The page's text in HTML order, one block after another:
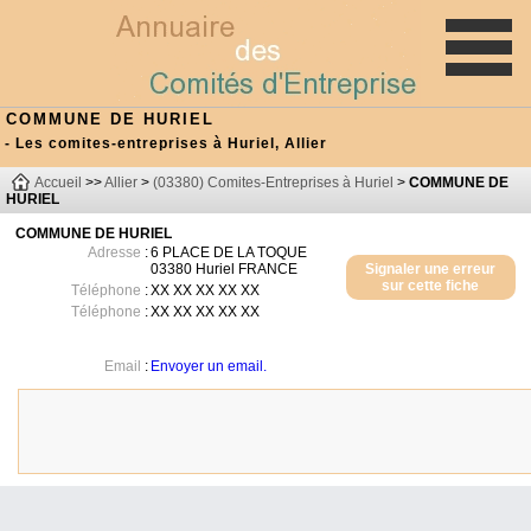
COMMUNE DE HURIEL
- Les comites-entreprises à Huriel, Allier
Accueil >>Allier > (03380) Comites-Entreprises à Huriel > COMMUNE DE
HURIEL
COMMUNE DE HURIEL
Signaler une erreur
sur cette fiche
Adresse :6 PLACE DE LA TOQUE
03380 Huriel
FRANCE
Téléphone :XX XX XX XX XX
Téléphone :XX XX XX XX XX
Email : Envoyer un email.